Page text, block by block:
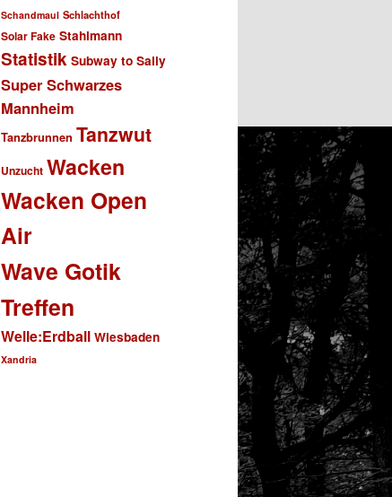
Schandmaul Schlachthof
Solar Fake Stahlmann
Statistik Subway to Sally
Super Schwarzes
Mannheim
Tanzbrunnen Tanzwut
Unzucht Wacken
Wacken Open
Air
Wave Gotik
Treffen
Welle:Erdball Wiesbaden
Xandria